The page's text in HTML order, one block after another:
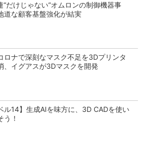
“だけじゃない”オムロンの制御機器事
道な顧客基盤強化が結実
ロナで深刻なマスク不足を3Dプリンタ
、イグアスが3Dマスクを開発
ル14】生成AIを味方に、3D CADを使い
う！